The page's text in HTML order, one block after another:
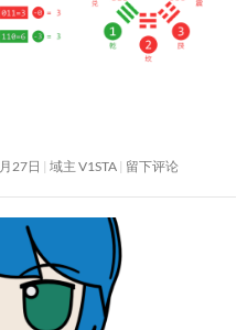
27日 域主 V1STA 留下评论